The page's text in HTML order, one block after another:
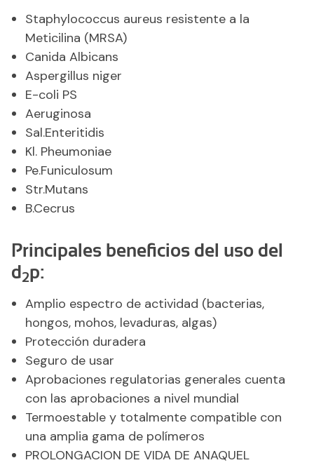
Staphylococcus aureus resistente a la
Meticilina (MRSA)
Canida Albicans
Aspergillus niger
E-coli PS
Aeruginosa
Sal.Enteritidis
Kl. Pheumoniae
Pe.Funiculosum
Str.Mutans
B.Cecrus
Principales beneficios del uso del
d2p:
Amplio espectro de actividad (bacterias,
hongos, mohos, levaduras, algas)
Protección duradera
Seguro de usar
Aprobaciones regulatorias generales cuenta
con las aprobaciones a nivel mundial
Termoestable y totalmente compatible con
una amplia gama de polímeros
PROLONGACION DE VIDA DE ANAQUEL